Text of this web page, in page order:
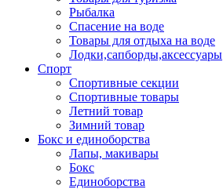
Рыбалка
Спасение на воде
Товары для отдыха на воде
Лодки,сапборды,аксессуары
Спорт
Спортивные секции
Спортивные товары
Летний товар
Зимний товар
Бокс и единоборства
Лапы, макивары
Бокс
Единоборства